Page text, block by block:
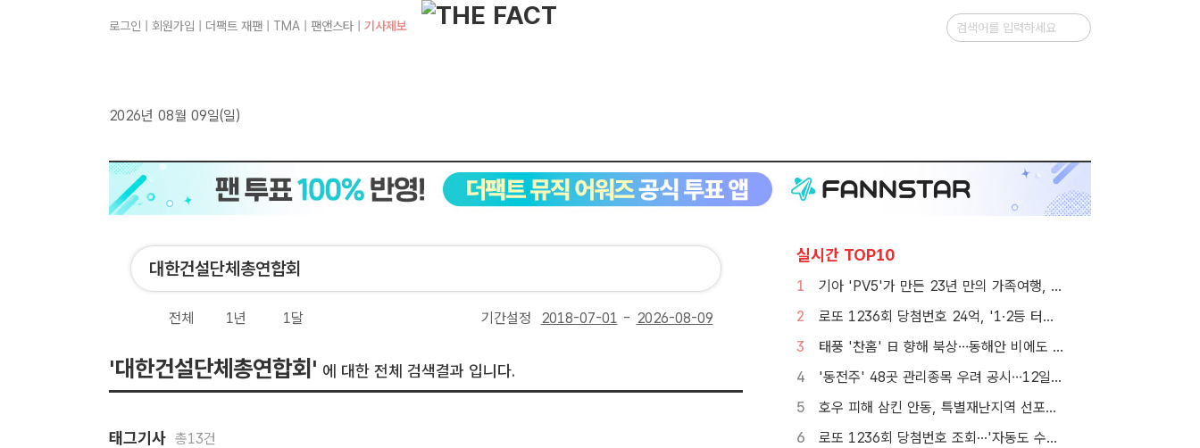
로그인 회원가입 더팩트 재팬 TMA 팬앤스타 기사제보
2026년 08월 09일(일)
전체 1년 1달 기간설정 -
'대한건설단체총연합회' 에 대한 전체 검색결과 입니다.
태그기사 총13건
실시간 TOP10
1
기아 'PV5'가 만든 23년 만의 가족여행, 1000만뷰 달성
2
로또 1236회 당첨번호 24억, '1·2등 터졌지만 그게 또 없네'
3
태풍 '찬홈' 日 향해 북상…동해안 비에도 서쪽 폭염 계속
4
'동전주' 48곳 관리종목 우려 공시…12일부터 본격 '퇴출'
5
호우 피해 삼킨 안동, 특별재난지역 선포…'일상 회복' 총력전
6
로또 1236회 당첨번호 조회···'자동도 수동도 5명씩 같네'